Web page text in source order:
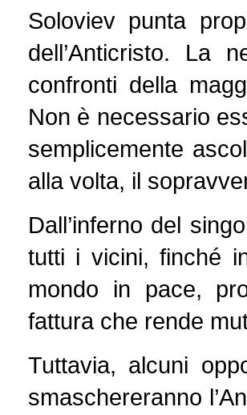
Soloviev punta
dell’Anticristo. La
confronti della
Non è necessario
semplicemente
alla volta, il
Dall’inferno del
tutti i vicini, finché
mondo in pace,
fattura che rende
Tuttavia, alcuni
smaschereranno